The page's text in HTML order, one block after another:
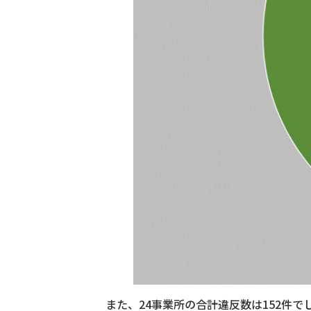
また、24事業所の合計違反数は152件で